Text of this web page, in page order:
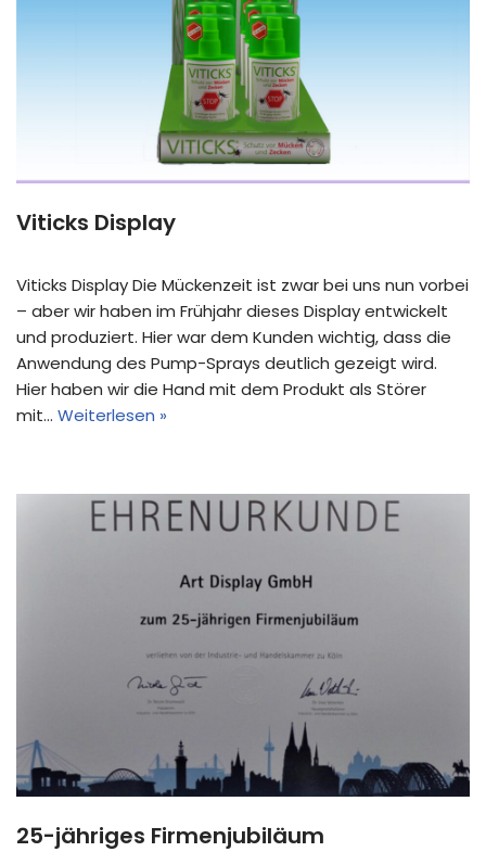
Viticks Display
Viticks Display Die Mückenzeit ist zwar bei uns nun vorbei
– aber wir haben im Frühjahr dieses Display entwickelt
und produziert. Hier war dem Kunden wichtig, dass die
Anwendung des Pump-Sprays deutlich gezeigt wird.
Hier haben wir die Hand mit dem Produkt als Störer
mit… Weiterlesen »
25-jähriges Firmenjubiläum